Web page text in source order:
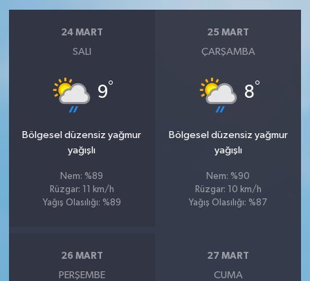
24 MART
SALI
9°
Bölgesel düzensiz yağmur
yağışlı
Nem: %89
Rüzgar: 11 km/h
Yağış Olasılığı: %89
25 MART
ÇARŞAMBA
8°
Bölgesel düzensiz yağmur
yağışlı
Nem: %90
Rüzgar: 10 km/h
Yağış Olasılığı: %87
26 MART
PERŞEMBE
27 MART
CUMA